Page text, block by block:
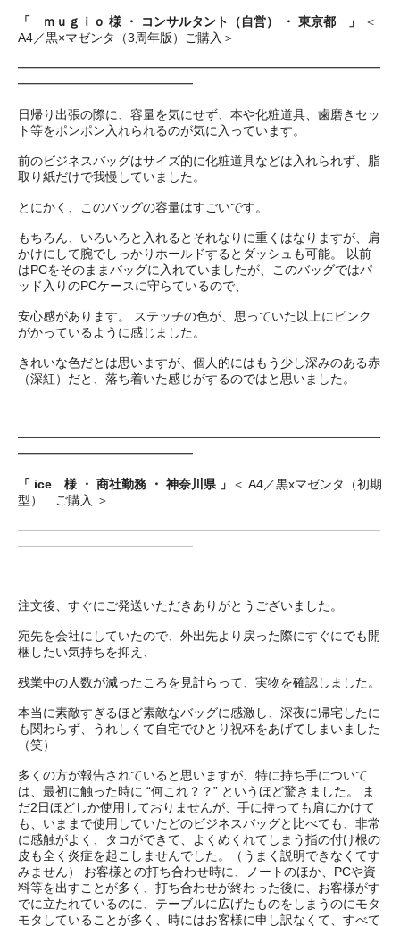
「 ｍｕｇｉｏ 様 ・ コンサルタント（自営） ・ 東京都 」
＜
A4／黒×マゼンタ（3周年版）ご購入＞
━━━━━━━━━━━━━━━━━━━━━━━━━━━━━
━━━━━━━━━━━━━━
日帰り出張の際に、容量を気にせず、本や化粧道具、歯磨きセッ
ト等をポンポン入れられるのが気に入っています。
前のビジネスバッグはサイズ的に化粧道具などは入れられず、脂
取り紙だけで我慢していました。
とにかく、このバッグの容量はすごいです。
もちろん、いろいろと入れるとそれなりに重くはなりますが、肩
かけにして腕でしっかりホールドするとダッシュも可能。 以前
はPCをそのままバッグに入れていましたが、このバッグではパ
ッド入りのPCケースに守らているので、
安心感があります。 ステッチの色が、思っていた以上にピンク
がかっているように感じました。
きれいな色だとは思いますが、個人的にはもう少し深みのある赤
（深紅）だと、落ち着いた感じがするのではと思いました。
━━━━━━━━━━━━━━━━━━━━━━━━━━━━━
━━━━━━━━━━━━━━
「 ice 様 ・ 商社勤務 ・ 神奈川県 」
＜ A4／黒xマゼンタ（初期
型） ご購入 ＞
━━━━━━━━━━━━━━━━━━━━━━━━━━━━━
━━━━━━━━━━━━━━
注文後、すぐにご発送いただきありがとうございました。
宛先を会社にしていたので、外出先より戻った際にすぐにでも開
梱したい気持ちを抑え、
残業中の人数が減ったころを見計らって、実物を確認しました。
本当に素敵すぎるほど素敵なバッグに感激し、深夜に帰宅したに
も関わらず、うれしくて自宅でひとり祝杯をあげてしまいました
（笑）
多くの方が報告されていると思いますが、特に持ち手について
は、最初に触った時に “何これ？？” というほど驚きました。 ま
だ2日ほどしか使用しておりませんが、手に持っても肩にかけて
も、いままで使用していたどのビジネスバッグと比べても、非常
に感触がよく、タコができて、よくめくれてしまう指の付け根の
皮も全く炎症を起こしませんでした。（うまく説明できなくてす
みません） お客様との打ち合わせ時に、ノートのほか、PCや資
料等を出すことが多く、打ち合わせが終わった後に、お客様がす
でに立たれているのに、テーブルに広げたものをしまうのにモタ
モタしていることが多く、時にはお客様に申し訳なくて、すべて